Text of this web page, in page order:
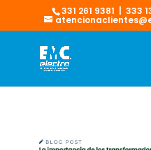
331 261 9381 | 333